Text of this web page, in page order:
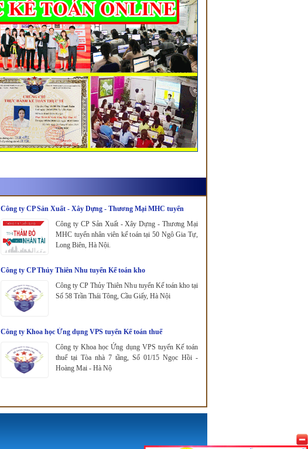
Công ty CP Sản Xuất - Xây Dựng - Thương Mại MHC tuyển
Công ty CP Sản Xuất - Xây Dựng - Thương Mại
MHC tuyển nhân viên kế toán tại 50 Ngô Gia Tự,
Long Biên, Hà Nội.
Công ty CP Thủy Thiên Nhu tuyển Kế toán kho
Công ty CP Thủy Thiên Nhu tuyển Kế toán kho tại
Số 58 Trần Thái Tông, Cầu Giấy, Hà Nội
Công ty Khoa học Ứng dụng VPS tuyển Kế toán thuế
Công ty Khoa học Ứng dụng VPS tuyển Kế toán
thuế tại Tòa nhà 7 tầng, Số 01/15 Ngọc Hồi -
Hoàng Mai - Hà Nộ